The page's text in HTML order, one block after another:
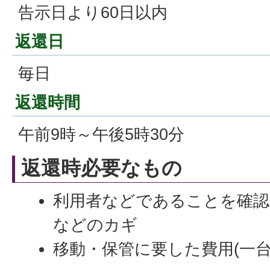
告示日より60日以内
返還日
毎日
返還時間
午前9時～午後5時30分
返還時必要なもの
利用者などであることを確
などのカギ
移動・保管に要した費用(一